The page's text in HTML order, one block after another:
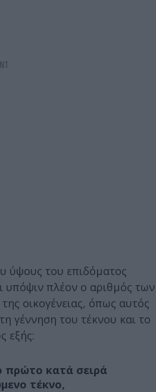
ύψους του επιδόματος
υπόψιν πλέον ο αριθμός των
οικογένειας, όπως αυτός
γέννηση του τέκνου και το
εξής:
πρώτο κατά σειρά
τέκνο,